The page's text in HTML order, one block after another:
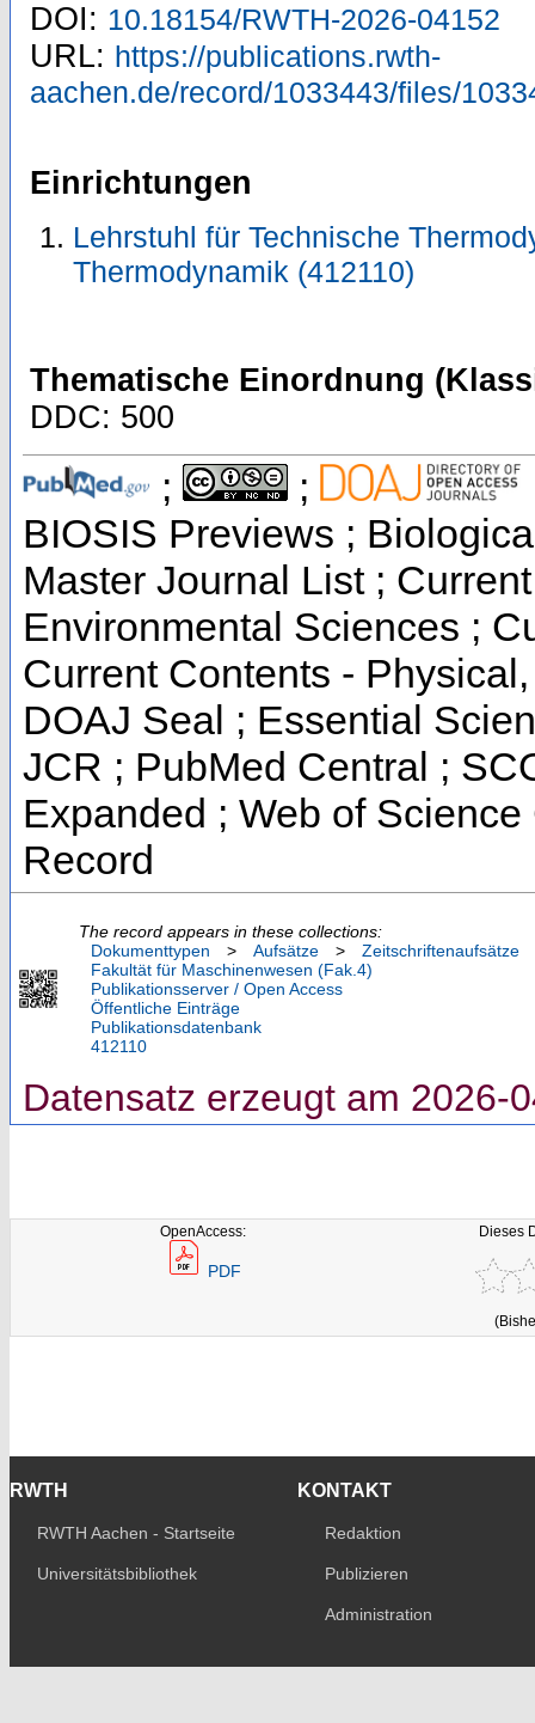
DOI: 10.18154/RWTH-2026-04152
URL: https://publications.rwth-
aachen.de/record/1033443/files/
Einrichtungen
Lehrstuhl für Technische
Thermodynamik (412110)
Thematische Einordnung
DDC: 500
; ;
BIOSIS Previews ;
Master Journal List ;
Environmental Sciences ;
Current Contents -
DOAJ Seal ; Essential
JCR ; PubMed Central ;
Expanded ; Web of
Record
The record appears in these collections:
Dokumenttypen
> Aufsätze >
Zeitschriftenaufsätze
Fakultät für Maschinenwesen (Fak.4)
Publikationsserver / Open Access
Öffentliche Einträge
Publikationsdatenbank
412110
Datensatz erzeugt am 2026-
OpenAccess:
PDF
Dieses
RWTH
RWTH Aachen - Startseite
Universitätsbibliothek
KONTAKT
Redaktion
Publizieren
Administration